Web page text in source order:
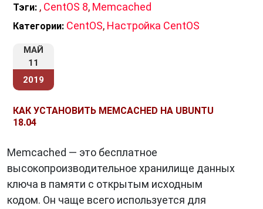
Масштабируемость: Memcached легко
масштабируется горизонтально. Вы можете
данных в кэше по мере роста вашего
приложения, обеспечивая стабильную
производительность.
Простота использования: Memcached
имеет простой API и хорошо
не требует больших усилий.
Пример использования Memcached
Тэги: , CentOS 8, Memcached
Категории: CentOS, Настройка CentOS
МАЙ
11
2019
КАК УСТАНОВИТЬ MEMCACHED НА UBUNTU
18.04
Memcached — это бесплатное
высокопроизводительное хранилище данных
ключа в памяти с открытым исходным
кодом. Он чаще всего используется для